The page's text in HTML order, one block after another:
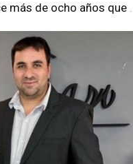
más de ocho años que